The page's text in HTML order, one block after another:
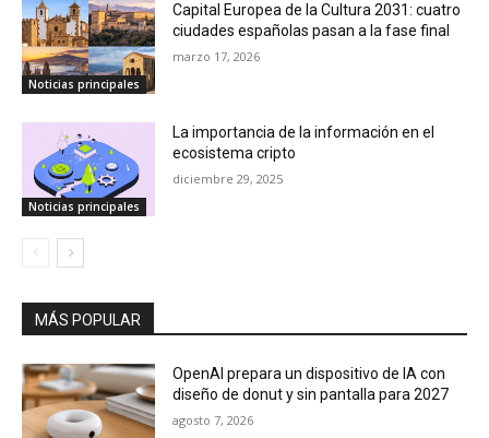
Noticias principales
Capital Europea de la Cultura 2031: cuatro
ciudades españolas pasan a la fase final
marzo 17, 2026
Noticias principales
La importancia de la información en el
ecosistema cripto
diciembre 29, 2025
MÁS POPULAR
OpenAI prepara un dispositivo de IA con
diseño de donut y sin pantalla para 2027
agosto 7, 2026